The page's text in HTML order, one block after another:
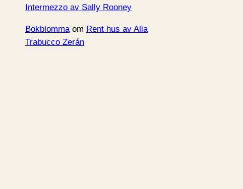
Intermezzo av Sally Rooney
Bokblommaom Rent hus av Alia
Trabucco Zerán